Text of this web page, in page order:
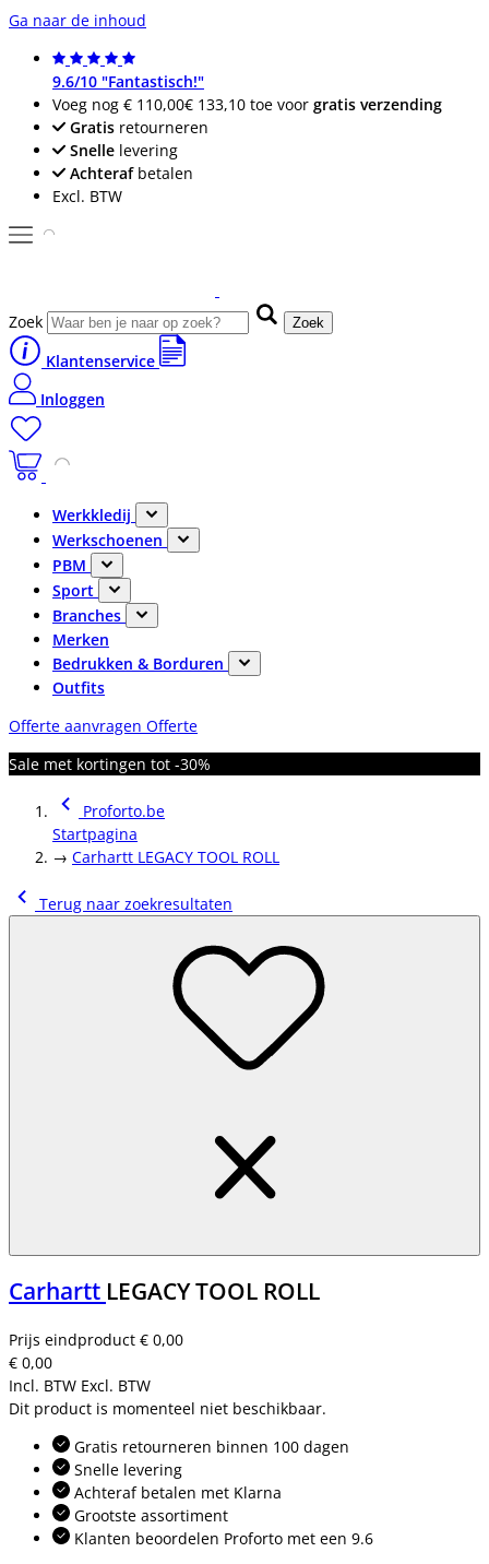
Ga naar de inhoud
9.6/10 "Fantastisch!"
Voeg nog € 110,00€ 133,10 toe voor gratis verzending
Gratis retourneren
Snelle levering
Achterafbetalen
Excl. BTW
Zoek Zoek
Klantenservice
Inloggen
Werkkledij
Werkschoenen
PBM
Sport
Branches
Merken
Bedrukken & Borduren
Outfits
Offerte aanvragen Offerte
Sale met kortingen tot -30%
Proforto.be
Startpagina
→ Carhartt LEGACY TOOL ROLL
Terug naar zoekresultaten
Carhartt LEGACY TOOL ROLL
Prijs eindproduct € 0,00
€ 0,00
Incl. BTW Excl. BTW
Dit product is momenteel niet beschikbaar.
Gratis retourneren binnen 100 dagen
Snelle levering
Achteraf betalen met Klarna
Grootste assortiment
Klanten beoordelen Proforto met een 9.6